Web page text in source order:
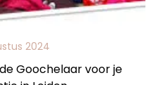
2024
Goochelaar voor je